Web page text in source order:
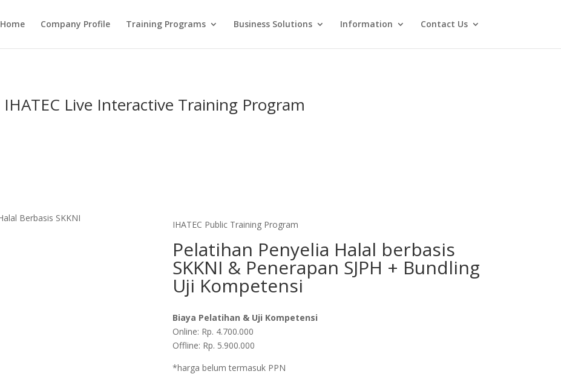
Home Company Profile Training Programs Business Solutions Information Contact Us
IHATEC Live Interactive Training Program
IHATEC Public Training Program
Pelatihan Penyelia Halal berbasis
SKKNI & Penerapan SJPH + Bundling
Uji Kompetensi
Biaya Pelatihan & Uji Kompetensi
Online: Rp. 4.700.000
Offline: Rp. 5.900.000
*harga belum termasuk PPN